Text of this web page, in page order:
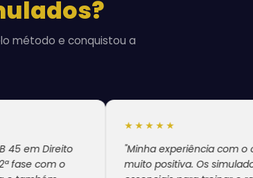
método e conquistou a
o
"Minha experiência com o curso foi
muito positiva. Os simulados foram